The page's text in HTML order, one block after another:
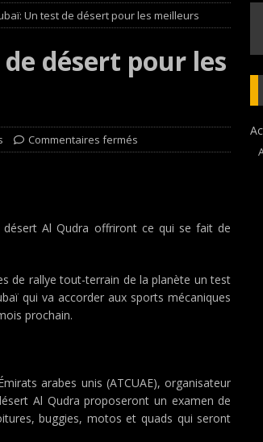
des vainqueurs en Porsche Carrera Cup France après
Audi cinq cylindres’ Nouvelle exposition spéciale à
et double podium dans la Nièvre ! FFSA GT
Un test de désert pour les meilleurs
désert pour les
Commentaires fermés
Al Qudra offriront ce qui se fait de
de rallye tout-terrain de la planète un test
qui va accorder aux sports mécaniques
prochain.
arabes unis (ATCUAE), organisateur
Al Qudra proposeront un examen de
buggies, motos et quads qui seront